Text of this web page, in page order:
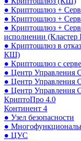
● Криптошлюз +
● Криптошлюз +
● Криптошлюз +
исполнении
● Криптошлюз в
КШ)
● Криптошлюз с
● Центр Управления
● Центр Управления
● Центр Управления
КриптоПро 4.0
Континент 4
● Узел безопасности
●
● ЦУС